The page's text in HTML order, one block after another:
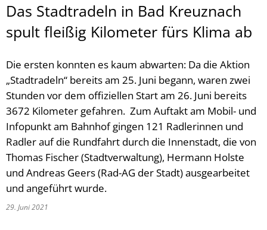
Das Stadtradeln in Bad Kreuznach
spult fleißig Kilometer fürs Klima ab
Die ersten konnten es kaum abwarten: Da die Aktion
„Stadtradeln“ bereits am 25. Juni begann, waren zwei
Stunden vor dem offiziellen Start am 26. Juni bereits
3672 Kilometer gefahren. Zum Auftakt am Mobil- und
Infopunkt am Bahnhof gingen 121 Radlerinnen und
Radler auf die Rundfahrt durch die Innenstadt, die von
Thomas Fischer (Stadtverwaltung), Hermann Holste
und Andreas Geers (Rad-AG der Stadt) ausgearbeitet
und angeführt wurde.
29. Juni 2021